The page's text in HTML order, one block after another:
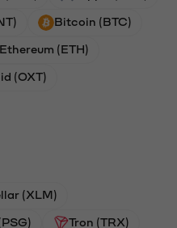
Bitcoin (BTC)
Ethereum (ETH)
(OXT)
(XLM)
Tron (TRX)